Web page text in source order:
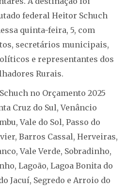
federal Heitor Schuch
quinta-feira, 5, com
secretários municipais,
e representantes dos
Rurais.
no Orçamento 2025
Cruz do Sul, Venâncio
Vale do Sol, Passo do
Barros Cassal, Herveiras,
Vale Verde, Sobradinho,
Lagoão, Lagoa Bonita do
Jacuí, Segredo e Arroio do